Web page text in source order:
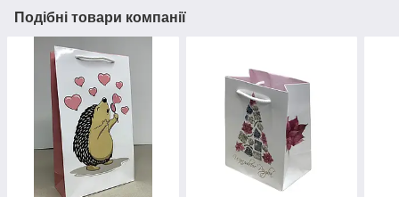
Подібні товари компанії